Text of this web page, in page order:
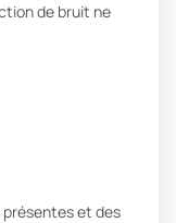
de bruit ne
présentes et des